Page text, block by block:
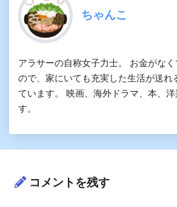
ちゃんこ
アラサーの自称女子力士。 お金がな
ので、家にいても充実した生活が送れ
ています。 映画、海外ドラマ、本、
す。
コメントを残す